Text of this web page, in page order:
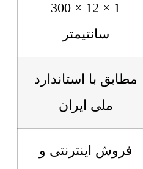
1 × 12 × 300
سانتیمتر
مطابق با استاندارد
ملی ایران
فروش اینترنتی و